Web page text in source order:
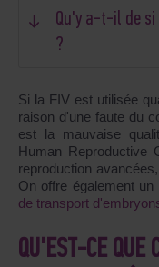
Qu'y a-t-il de
?
Si la FIV est utilisée
raison d'une faute du
est la mauvaise
Human Reproductive
reproduction
On offre également
de transport
QU'EST-CE QUE